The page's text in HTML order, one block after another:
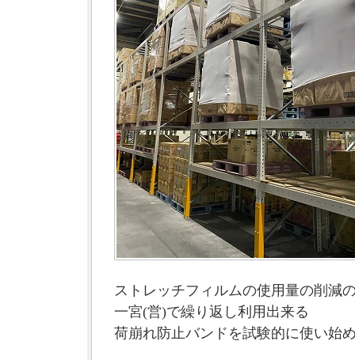
ストレッチフィルムの使用量の削減
一宮(営)で繰り返し利用出来る
荷崩れ防止バンドを試験的に使い始